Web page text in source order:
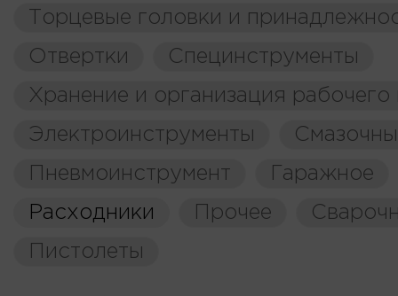
Торцевые головки и
Отвертки
Специнструменты
Хранение и организация рабочего
Электроинструменты
Пневмоинструмент
Гаражное
Расходники
Прочее
Пистолеты